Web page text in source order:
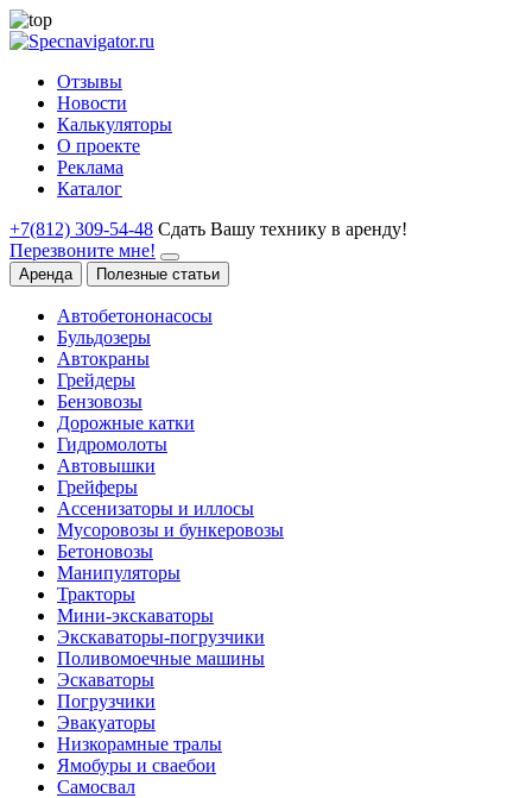
Отзывы
Новости
Калькуляторы
О проекте
Реклама
Каталог
+7(812) 309-54-48 Сдать Вашу технику в аренду!
Перезвоните мне!
Аренда Полезные статьи
Автобетононасосы
Бульдозеры
Автокраны
Грейдеры
Бензовозы
Дорожные катки
Гидромолоты
Автовышки
Грейферы
Ассенизаторы и иллосы
Мусоровозы и бункеровозы
Бетоновозы
Манипуляторы
Тракторы
Мини-экскаваторы
Экскаваторы-погрузчики
Поливомоечные машины
Эскаваторы
Погрузчики
Эвакуаторы
Низкорамные тралы
Ямобуры и сваебои
Самосвал